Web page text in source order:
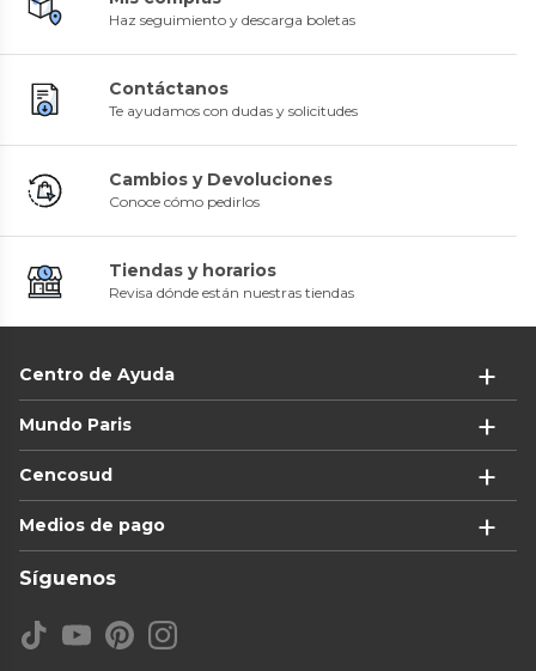
Haz seguimiento y descarga boletas
Contáctanos
Te ayudamos con dudas y solicitudes
Cambios y Devoluciones
Conoce cómo pedirlos
Tiendas y horarios
Revisa dónde están nuestras tiendas
Centro de Ayuda
Mundo Paris
Cencosud
Medios de pago
Síguenos